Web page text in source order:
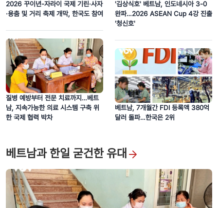
호찌민시, 3D 매핑 공연으로 눈길 사로잡아
2026 꾸이년-자라이 국제 기린·사자
·용춤 및 거리 축제 개막, 한국도 참여
질병 예방부터 전문 치료까지…베트
남, 지속가능한 의료 시스템 구축 위
한 국제 협력 박차
'김상식호' 베트남, 인도네시아 3-0
완파…2026 ASEAN Cup 4강 진출
'청신호'
베트남, 7개월간 FDI 등록액 380억
달러 돌파…한국은 2위
베트남과 한일 굳건한 유대